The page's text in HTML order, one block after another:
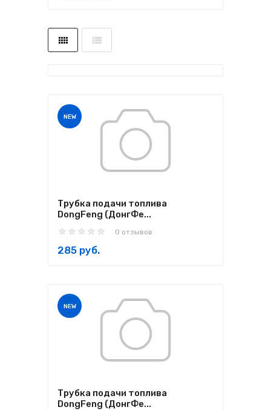
NEW
Трубка подачи топлива
DongFeng (ДонгФе...
0 отзывов
285 руб.
NEW
Трубка подачи топлива
DongFeng (ДонгФе...